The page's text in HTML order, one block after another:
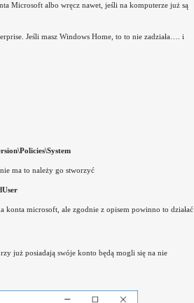
Microsoft albo wręcz nawet, jeśli na komputerze już są
Jeśli masz Windows Home, to to nie zadziała…. i
ma to należy go stworzyć
konta microsoft, ale zgodnie z opisem powinno to działać
już posiadają swóje konto będą mogli się na nie